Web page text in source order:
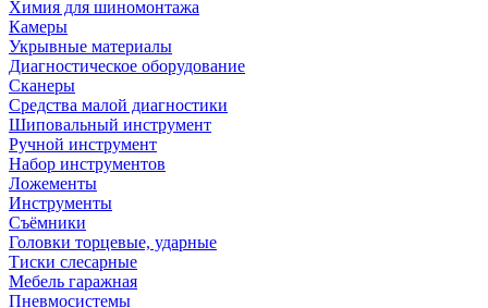
Химия для шиномонтажа
Камеры
Укрывные материалы
Диагностическое оборудование
Сканеры
Средства малой диагностики
Шиповальный инструмент
Ручной инструмент
Набор инструментов
Ложементы
Инструменты
Съёмники
Головки торцевые, ударные
Тиски слесарные
Мебель гаражная
Пневмосистемы